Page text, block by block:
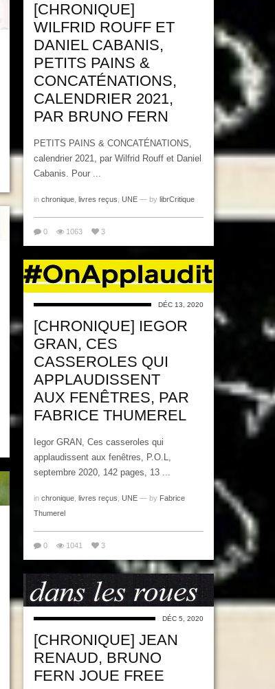
[CHRONIQUE]
WILFRID ROUFF ET
DANIEL CABANIS,
PETITS PAINS &
CONCATÉNATIONS,
CALENDRIER 2021,
PAR BRUNO FERN
PETITS PAINS & CONCATÉNATIONS,
calendrier 2021, par Wilfrid Rouff et Daniel
Cabanis. Pour ...
in chronique livres reçus UNE — by librCritique
0 1063 3
DÉC 13, 2020
[CHRONIQUE] IEGOR
GRAN, CES
CASSEROLES QUI
APPLAUDISSENT
AUX FENÊTRES, PAR
FABRICE THUMEREL
Iegor GRAN, Ces casseroles qui
applaudissent aux fenêtres, P.O.L,
septembre 2020, 142 pages, 13 ...
in chronique livres reçus UNE — by Fabrice
Thumerel
0 1041 3
DÉC 5, 2020
[CHRONIQUE] JEAN
RENAUD, BRUNO
FERN JOUE FREE